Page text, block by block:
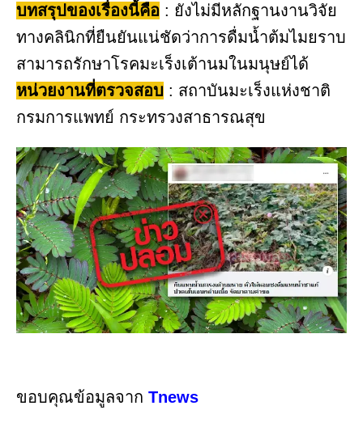
บทสรุปของเรื่องนี้คือ : ยังไม่มีหลักฐานงานวิจัย
ทางคลินิกที่ยืนยันแน่ชัดว่าการดื่มน้ำต้มไมยราบ
สามารถรักษาโรคมะเร็งเต้านมในมนุษย์ได้
หน่วยงานที่ตรวจสอบ : สถาบันมะเร็งแห่งชาติ
กรมการแพทย์ กระทรวงสาธารณสุข
ขอบคุณข้อมูลจาก Tnews